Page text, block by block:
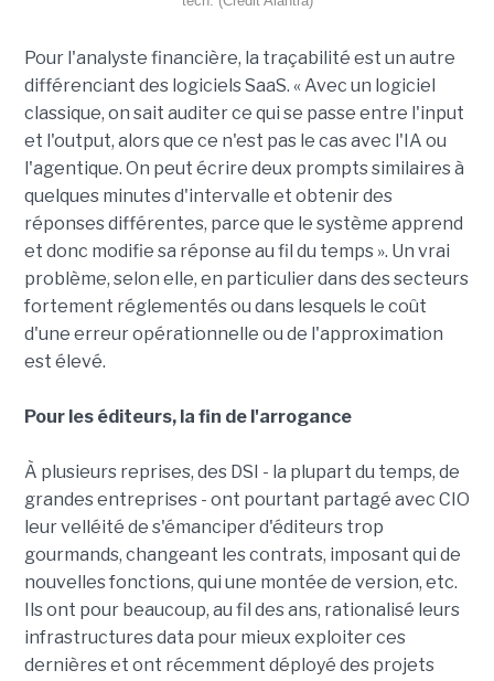
Pour l'analyste financière, la traçabilité est un autre
différenciant des logiciels SaaS. « Avec un logiciel
classique, on sait auditer ce qui se passe entre l'input
et l'output, alors que ce n'est pas le cas avec l'IA ou
l'agentique. On peut écrire deux prompts similaires à
quelques minutes d'intervalle et obtenir des
réponses différentes, parce que le système apprend
et donc modifie sa réponse au fil du temps ». Un vrai
problème, selon elle, en particulier dans des secteurs
fortement réglementés ou dans lesquels le coût
d'une erreur opérationnelle ou de l'approximation
est élevé.
Pour les éditeurs, la fin de l'arrogance
À plusieurs reprises, des DSI - la plupart du temps, de
grandes entreprises - ont pourtant partagé avec CIO
leur velléité de s'émanciper d'éditeurs trop
gourmands, changeant les contrats, imposant qui de
nouvelles fonctions, qui une montée de version, etc.
Ils ont pour beaucoup, au fil des ans, rationalisé leurs
infrastructures data pour mieux exploiter ces
dernières et ont récemment déployé des projets